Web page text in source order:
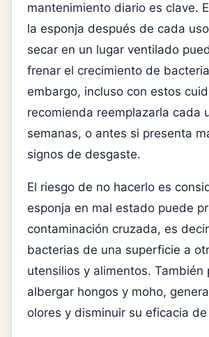
mantenimiento diario es clave.
la esponja después de cada
secar en un lugar ventilado
frenar el crecimiento de
embargo, incluso con estos
recomienda reemplazarla cada
semanas, o antes si presenta
signos de desgaste.
El riesgo de no hacerlo es
esponja en mal estado puede
contaminación cruzada, es
bacterias de una superficie a
utensilios y alimentos. También
albergar hongos y moho,
olores y disminuir su eficacia